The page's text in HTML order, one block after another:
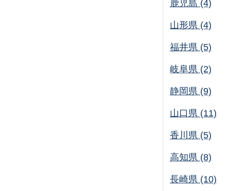
鹿児島 (4)
山形県 (4)
福井県 (5)
岐阜県 (2)
静岡県 (9)
山口県 (11)
香川県 (5)
高知県 (8)
長崎県 (10)